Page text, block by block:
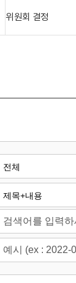
위원회 결정